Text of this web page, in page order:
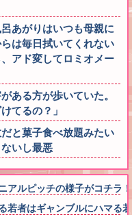
あがりはいつも母親に
は毎日拭いてくれない
アド変してロミオメー
ある方が歩いていた。
てるの？」
と菓子食べ放題みたい
いし最悪
アルピッチの様子がコチラ
若者はギャンブルにハマる